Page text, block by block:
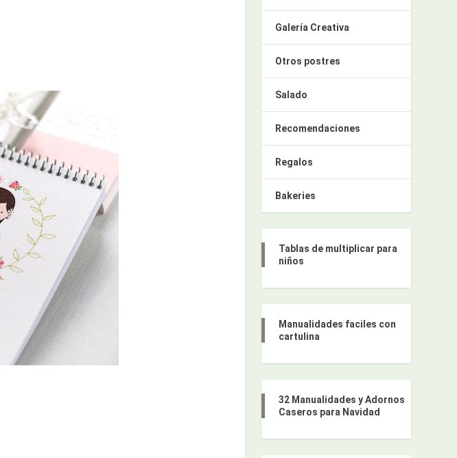
Galería Creativa
Otros postres
Salado
Recomendaciones
Regalos
Bakeries
Tablas de multiplicar para
niños
Manualidades faciles con
cartulina
32 Manualidades y Adornos
Caseros para Navidad